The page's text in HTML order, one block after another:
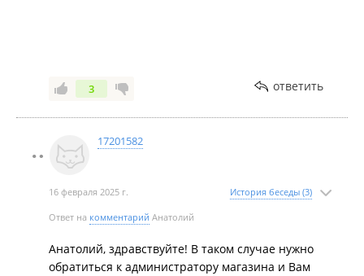
3 ответить
17201582
16 февраля 2025 г. История беседы (3)
Ответ на комментарий Анатолий
Анатолий, здравствуйте! В таком случае нужно
обратиться к администратору магазина и Вам